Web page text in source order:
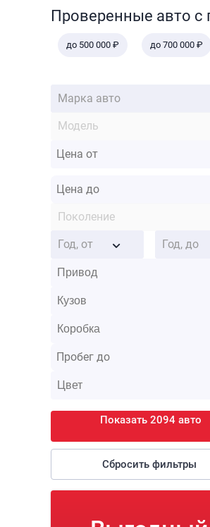
Проверенные авто с
до 500 000 ₽ до 700 000 ₽
Марка авто
Модель
Поколение
Год, от Год, до
Показать 2094 авто
Сбросить фильтры